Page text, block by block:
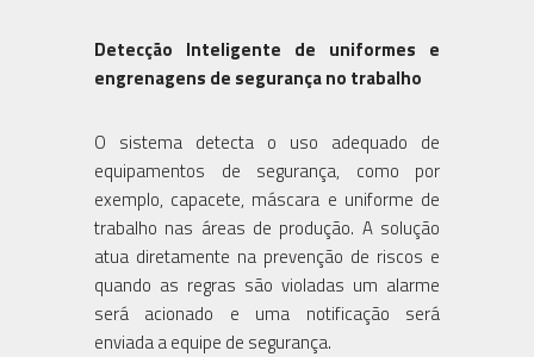
Detecção Inteligente de uniformes e
engrenagens de segurança no trabalho
O sistema detecta o uso adequado de
equipamentos de segurança, como por
exemplo, capacete, máscara e uniforme de
trabalho nas áreas de produção. A solução
atua diretamente na prevenção de riscos e
quando as regras são violadas um alarme
será acionado e uma notificação será
enviada a equipe de segurança.